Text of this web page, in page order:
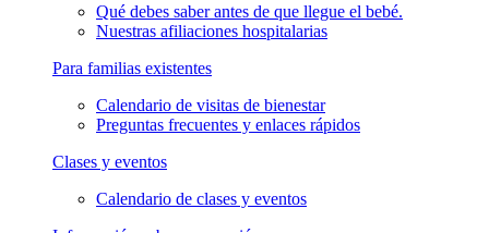
Qué debes saber antes de que llegue el bebé.
Nuestras afiliaciones hospitalarias
Para familias existentes
Calendario de visitas de bienestar
Preguntas frecuentes y enlaces rápidos
Clases y eventos
Calendario de clases y eventos